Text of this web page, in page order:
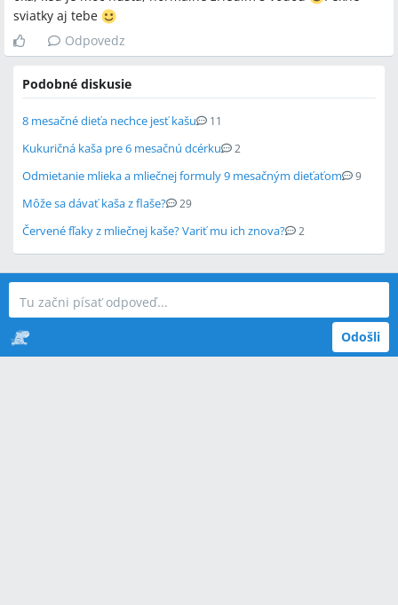
sviatky aj tebe
Odpovedz
Podobné diskusie
8 mesačné dieťa nechce jesť kašu 11
Kukuričná kaša pre 6 mesačnú dcérku 2
Odmietanie mlieka a mliečnej formuly 9 mesačným dieťaťom 9
Môže sa dávať kaša z flaše? 29
Červené fľaky z mliečnej kaše? Variť mu ich znova? 2
Odošli